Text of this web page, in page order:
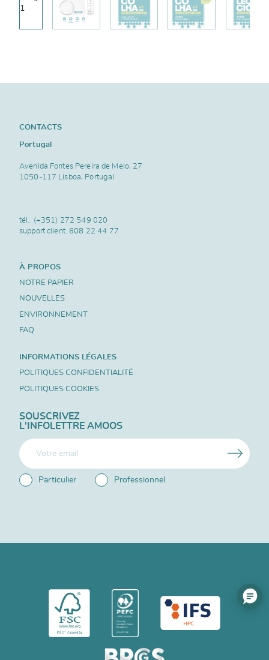
CONTACTS
Portugal
Avenida Fontes Pereira de Melo, 27
1050-117 Lisboa, Portugal
tél.. (+351) 272 549 020
support client.808 22 44 77
À PROPOS
NOTRE PAPIER
NOUVELLES
ENVIRONNEMENT
FAQ
INFORMATIONS LÉGALES
POLITIQUES CONFIDENTIALITÉ
POLITIQUES COOKIES
SOUSCRIVEZ
L'INFOLETTRE AMOOS
Particulier Professionnel